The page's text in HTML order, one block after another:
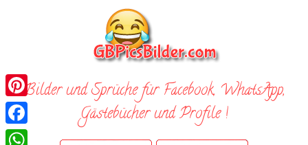
Bilder und Sprüche für Facebook, WhatsApp,
Gästebücher und Profile !
Pinterest
Facebook